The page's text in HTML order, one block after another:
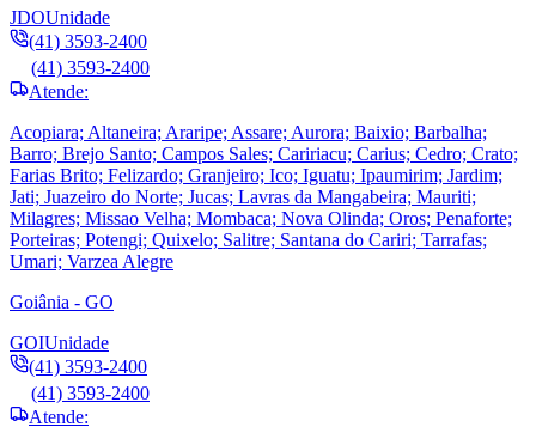
JDOUnidade
(41) 3593-2400
(41) 3593-2400
Atende:
Acopiara; Altaneira; Araripe; Assare; Aurora; Baixio; Barbalha;
Barro; Brejo Santo; Campos Sales; Caririacu; Carius; Cedro; Crato;
Farias Brito; Felizardo; Granjeiro; Ico; Iguatu; Ipaumirim; Jardim;
Jati; Juazeiro do Norte; Jucas; Lavras da Mangabeira; Mauriti;
Milagres; Missao Velha; Mombaca; Nova Olinda; Oros; Penaforte;
Porteiras; Potengi; Quixelo; Salitre; Santana do Cariri; Tarrafas;
Umari; Varzea Alegre
Goiânia - GO
GOIUnidade
(41) 3593-2400
(41) 3593-2400
Atende: